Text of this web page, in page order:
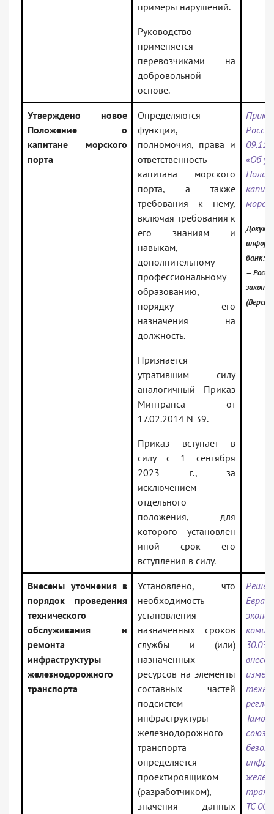
примеры нарушений.
Руководство
применяется
перевозчиками на
добровольной
основе.
Утверждено новое
Положение о
капитане морского
порта
Определяются
функции,
полномочия, права и
ответственность
капитана морского
порта, а также
требования к нему,
включая требования к
его знаниям и
навыкам,
дополнительному
профессиональному
образованию,
порядку его
назначения на
должность.
Признается
утратившим силу
аналогичный Приказ
Минтранса от
17.02.2014 N 39.
Приказ вступает в
силу с 1 сентября
2023 г., за
исключением
отдельного
положения, для
которого установлен
иной срок его
вступления в силу.
«Об
банк:
—
Внесены уточнения в
порядок проведения
технического
обслуживания и
ремонта
инфраструктуры
железнодорожного
транспорта
Установлено, что
необходимость
установления
назначенных сроков
службы и (или)
назначенных
ресурсов на элементы
составных частей
подсистем
инфраструктуры
железнодорожного
транспорта
определяется
проектировщиком
(разработчиком),
значения данных
союза
ТС